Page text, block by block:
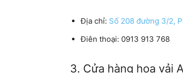
Địa chỉ: Số 208 đường 3/2,
Điên thoại: 0913 913 768
3. Cửa hàng hoa vải